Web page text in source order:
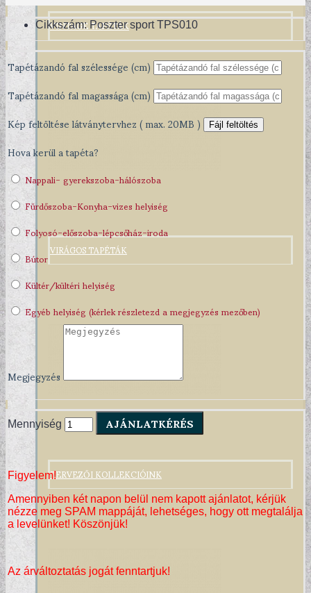
VINTAGE TAPÉTÁK
VIRÁGOS TAPÉTÁK
TERVEZŐI KOLLEKCIÓINK
Cikkszám: Poszter sport TPS010
Tapétázandó fal szélessége (cm)
Tapétázandó fal magassága (cm)
Kép feltöltése látványtervhez ( max. 20MB )
Fájl feltöltés
Hova kerül a tapéta?
Nappali- gyerekszoba-hálószoba
Fürdőszoba-Konyha-vizes helyiség
Folyosó-előszoba-lépcsőház-iroda
Bútor
Kültér/kültéri helyiség
Egyéb helyiség (kérlek részletezd a megjegyzés mezőben)
Megjegyzés
Mennyiség AJÁNLATKÉRÉS
Figyelem!
Amennyiben két napon belül nem kapott ajánlatot, kérjük
nézze meg SPAM mappáját, lehetséges, hogy ott megtalálja
a levelünket! Köszönjük!
Az árváltoztatás jogát fenntartjuk!